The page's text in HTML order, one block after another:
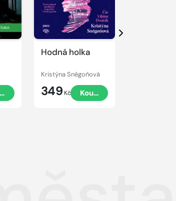
Hodná holka
Kristýna Sněgoňová
349 Kč Koupit
Přehrát
Další